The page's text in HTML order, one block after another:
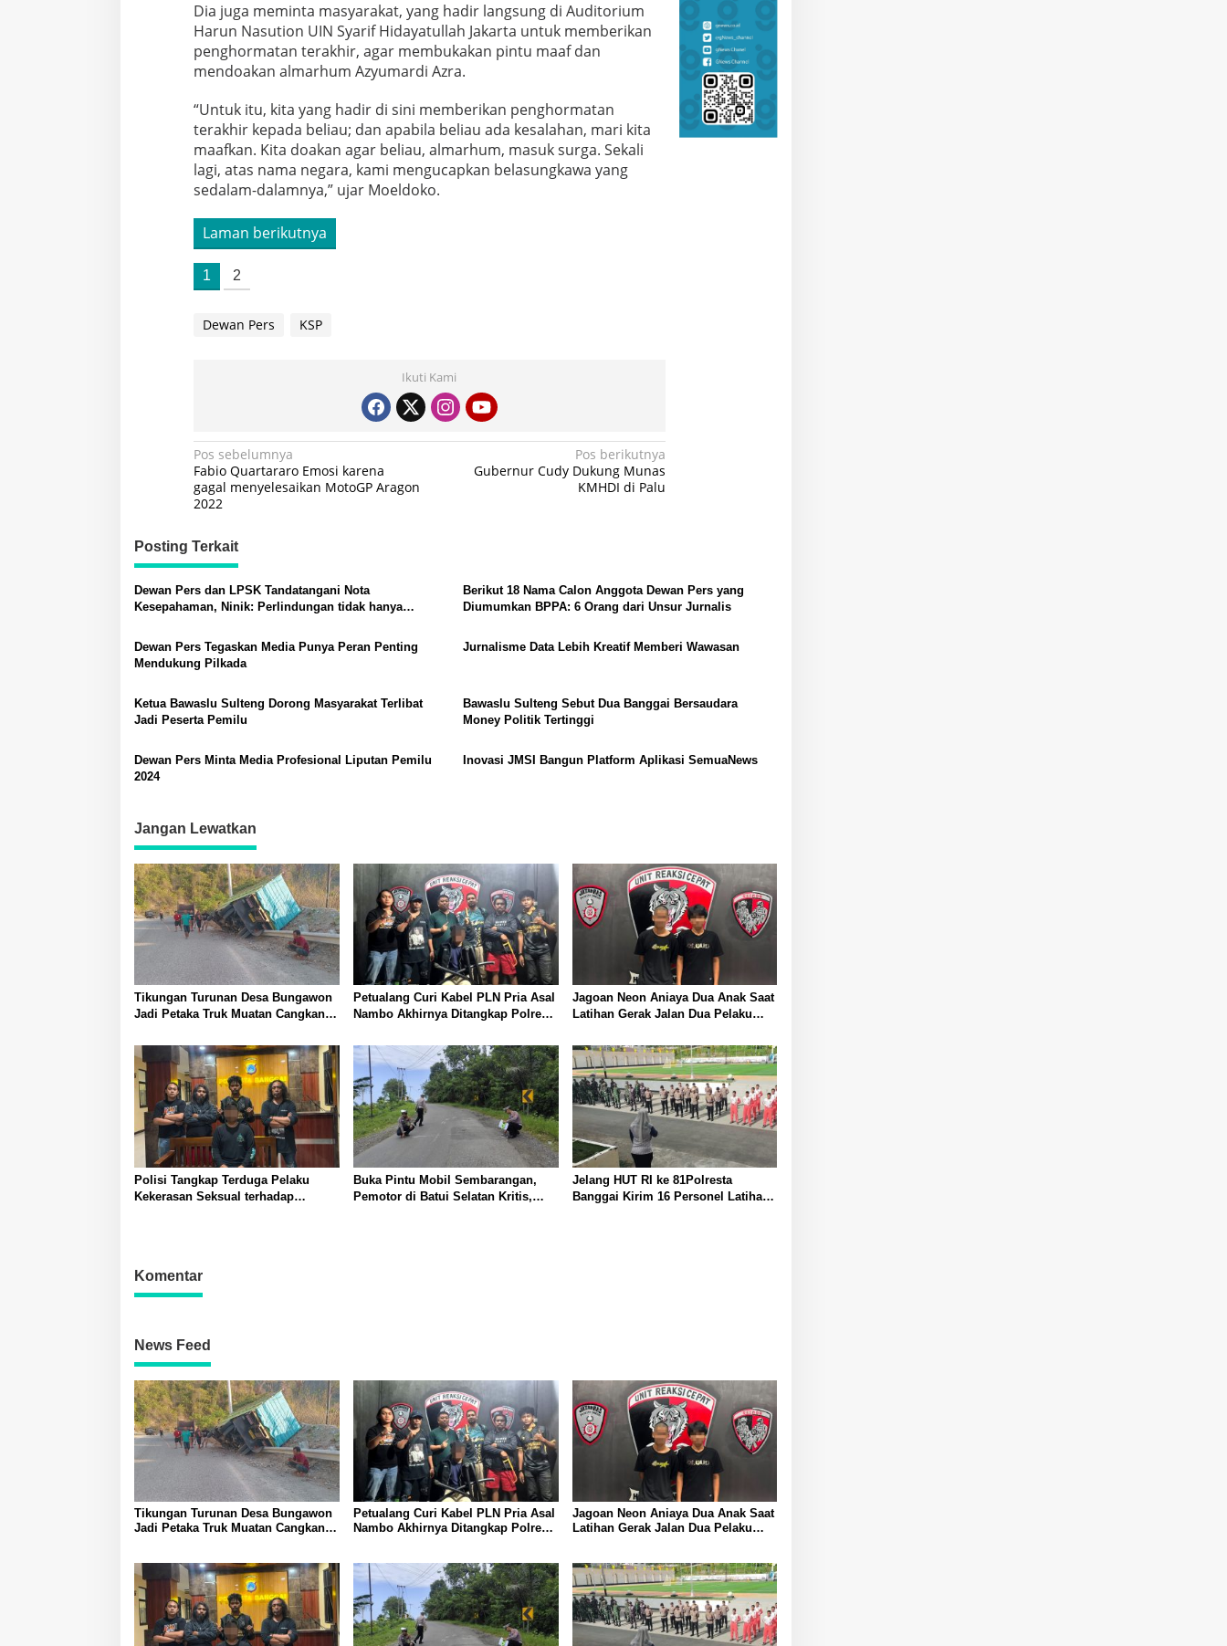
Dia juga meminta masyarakat, yang hadir langsung di Auditorium
Harun Nasution UIN Syarif Hidayatullah Jakarta untuk memberikan
penghormatan terakhir, agar membukakan pintu maaf dan
mendoakan almarhum Azyumardi Azra.
“Untuk itu, kita yang hadir di sini memberikan penghormatan
terakhir kepada beliau; dan apabila beliau ada kesalahan, mari kita
maafkan. Kita doakan agar beliau, almarhum, masuk surga. Sekali
lagi, atas nama negara, kami mengucapkan belasungkawa yang
sedalam-dalamnya,” ujar Moeldoko.
Laman berikutnya
1 2
Dewan Pers KSP
Ikuti Kami
Navigasi
pos
Pos sebelumnya
Fabio Quartararo Emosi karena
gagal menyelesaikan MotoGP Aragon
2022
Pos berikutnya
Gubernur Cudy Dukung Munas
KMHDI di Palu
Posting Terkait
Dewan Pers dan LPSK Tandatangani Nota
Kesepahaman, Ninik: Perlindungan tidak hanya
Berikut 18 Nama Calon Anggota Dewan Pers yang
Diumumkan BPPA: 6 Orang dari Unsur Jurnalis
Dewan Pers Tegaskan Media Punya Peran Penting
Mendukung Pilkada
Jurnalisme Data Lebih Kreatif Memberi Wawasan
Ketua Bawaslu Sulteng Dorong Masyarakat Terlibat
Jadi Peserta Pemilu
Bawaslu Sulteng Sebut Dua Banggai Bersaudara
Money Politik Tertinggi
Dewan Pers Minta Media Profesional Liputan Pemilu
2024
Inovasi JMSI Bangun Platform Aplikasi SemuaNews
Jangan Lewatkan
Tikungan Turunan Desa Bungawon
Jadi Petaka Truk Muatan Cangkang
Petualang Curi Kabel PLN Pria Asal
Nambo Akhirnya Ditangkap Polresta
Jagoan Neon Aniaya Dua Anak Saat
Latihan Gerak Jalan Dua Pelaku
Polisi Tangkap Terduga Pelaku
Kekerasan Seksual terhadap
Buka Pintu Mobil Sembarangan,
Pemotor di Batui Selatan Kritis,
Jelang HUT RI ke 81Polresta
Banggai Kirim 16 Personel Latihan
Komentar
News Feed
Tikungan Turunan Desa Bungawon
Jadi Petaka Truk Muatan Cangkang
Petualang Curi Kabel PLN Pria Asal
Nambo Akhirnya Ditangkap Polresta
Jagoan Neon Aniaya Dua Anak Saat
Latihan Gerak Jalan Dua Pelaku